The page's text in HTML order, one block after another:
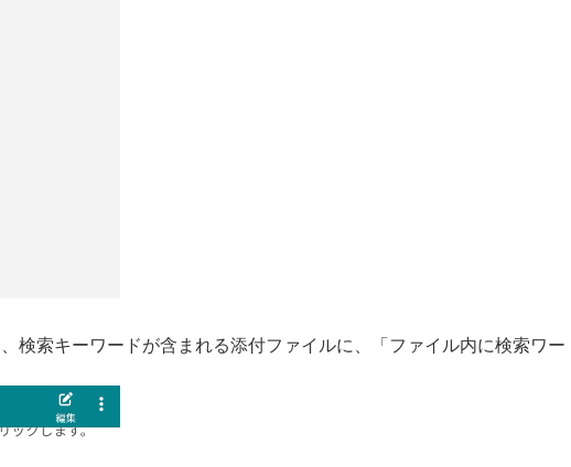
索キーワードが含まれる添付ファイルに、「ファイル内に検索ワー